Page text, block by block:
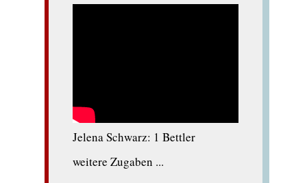
Jelena Schwarz: 1 Bettler
weitere Zugaben ...